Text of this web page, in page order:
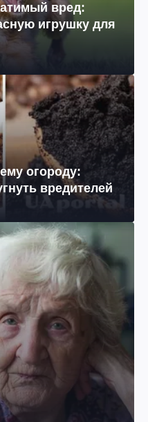
вред:
игрушку для
огороду:
вредителей